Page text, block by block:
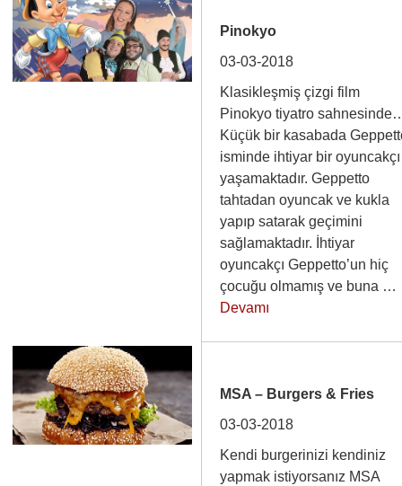
Pinokyo
03-03-2018
Klasikleşmiş çizgi film
Pinokyo tiyatro
Küçük bir kasabada
isminde ihtiyar bir oyuncakçı
yaşamaktadır. Geppetto
tahtadan oyuncak ve kukla
yapıp satarak geçimini
sağlamaktadır. İhtiyar
oyuncakçı Geppetto’un hiç
çocuğu olmamış ve buna
Devamı
MSA – Burgers & Fries
03-03-2018
Kendi burgerinizi kendiniz
yapmak istiyorsanız MSA